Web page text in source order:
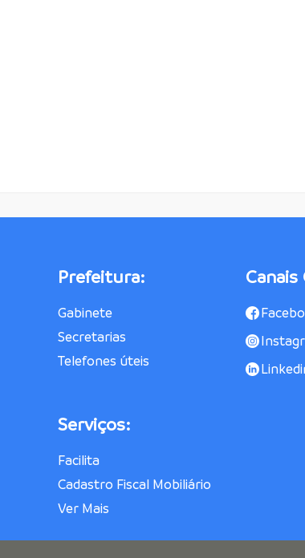
Prefeitura:
Gabinete
Secretarias
Telefones úteis
Canais
Serviços:
Facilita
Cadastro Fiscal Mobiliário
Ver Mais